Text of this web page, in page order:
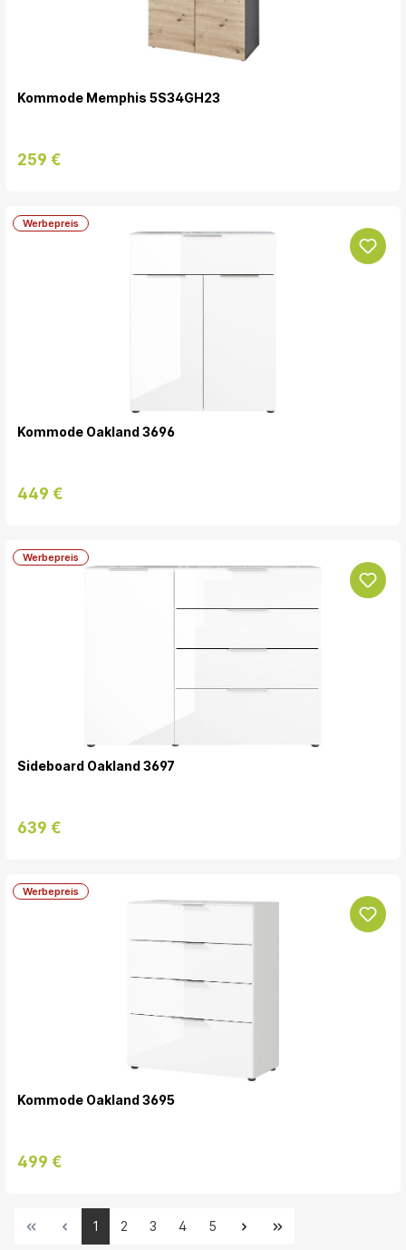
Kommode Memphis 5S34GH23
259 €
Werbepreis
Kommode Oakland 3696
449 €
Werbepreis
Sideboard Oakland 3697
639 €
Werbepreis
Kommode Oakland 3695
499 €
1 2 3 4 5